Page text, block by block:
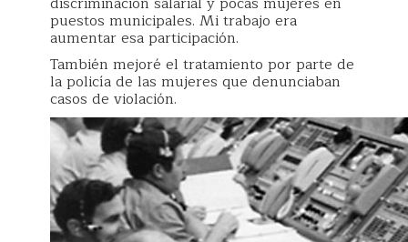
puestos municipales. Mi trabajo era
aumentar esa participación.
También mejoré el tratamiento por parte de
la policía de las mujeres que denunciaban
casos de violación.